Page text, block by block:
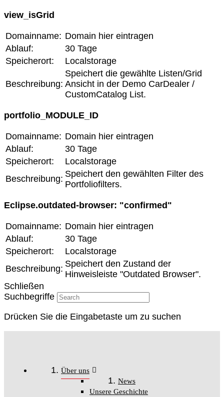
view_isGrid
Domainname: Domain hier eintragen
Ablauf:
30 Tage
Speicherort:
Localstorage
Beschreibung:
Speichert die gewählte Listen/Grid
Ansicht in der Demo CarDealer /
CustomCatalog List.
portfolio_MODULE_ID
Domainname: Domain hier eintragen
Ablauf:
30 Tage
Speicherort:
Localstorage
Beschreibung: Speichert den gewählten Filter des
Portfoliofilters.
Eclipse.outdated-browser: "confirmed"
Domainname: Domain hier eintragen
Ablauf:
30 Tage
Speicherort:
Localstorage
Beschreibung: Speichert den Zustand der
Hinweisleiste "Outdated Browser".
Schließen
Suchbegriffe
Drücken Sie die Eingabetaste um zu suchen
Über uns
News
Unsere Geschichte